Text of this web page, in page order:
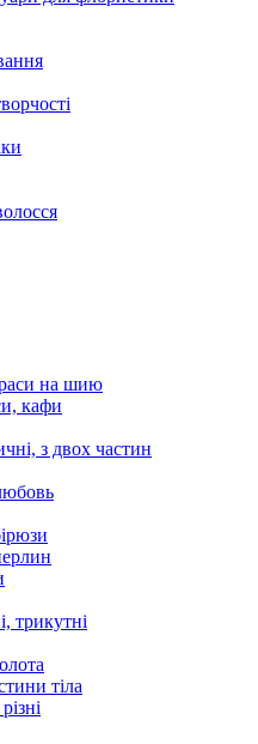
на шию
кафи
з двох частин
трикутні
тіла